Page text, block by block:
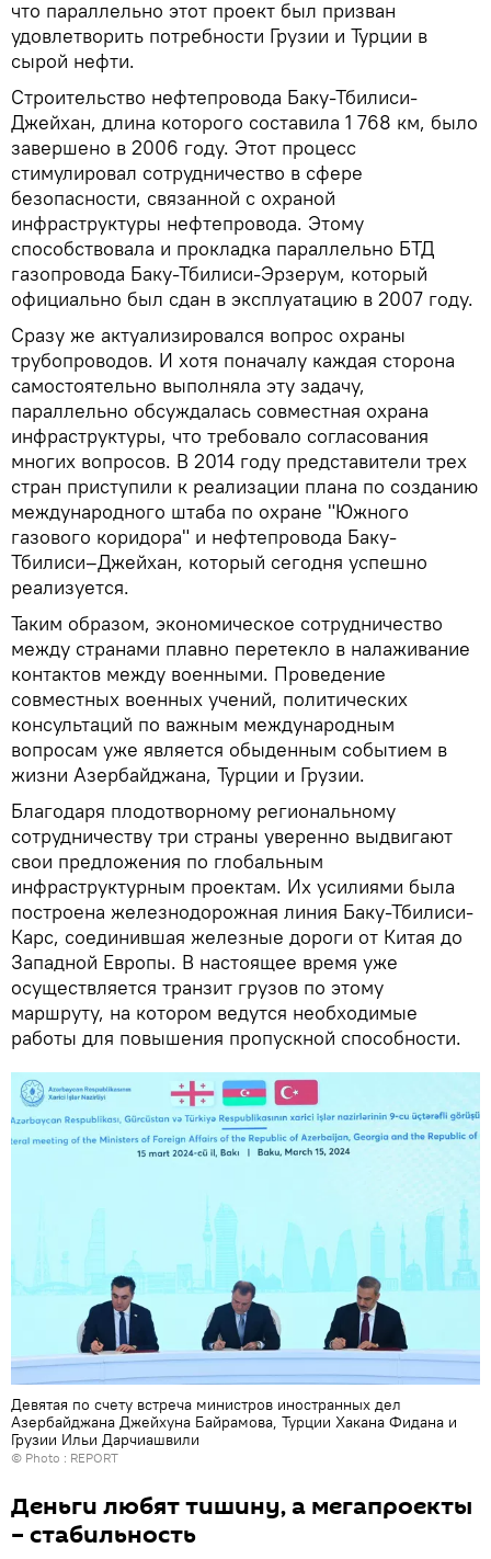
что параллельно этот проект был призван
удовлетворить потребности Грузии и Турции в
сырой нефти.
Строительство нефтепровода Баку-Тбилиси-
Джейхан, длина которого составила 1 768 км, было
завершено в 2006 году. Этот процесс
стимулировал сотрудничество в сфере
безопасности, связанной с охраной
инфраструктуры нефтепровода. Этому
способствовала и прокладка параллельно БТД
газопровода Баку-Тбилиси-Эрзерум, который
официально был сдан в эксплуатацию в 2007 году.
Сразу же актуализировался вопрос охраны
трубопроводов. И хотя поначалу каждая сторона
самостоятельно выполняла эту задачу,
параллельно обсуждалась совместная охрана
инфраструктуры, что требовало согласования
многих вопросов. В 2014 году представители трех
стран приступили к реализации плана по созданию
международного штаба по охране "Южного
газового коридора" и нефтепровода Баку-
Тбилиси–Джейхан, который сегодня успешно
реализуется.
Таким образом, экономическое сотрудничество
между странами плавно перетекло в налаживание
контактов между военными. Проведение
совместных военных учений, политических
консультаций по важным международным
вопросам уже является обыденным событием в
жизни Азербайджана, Турции и Грузии.
Благодаря плодотворному региональному
сотрудничеству три страны уверенно выдвигают
свои предложения по глобальным
инфраструктурным проектам. Их усилиями была
построена железнодорожная линия Баку-Тбилиси-
Карс, соединившая железные дороги от Китая до
Западной Европы. В настоящее время уже
осуществляется транзит грузов по этому
маршруту, на котором ведутся необходимые
работы для повышения пропускной способности.
Девятая по счету встреча министров иностранных дел
Азербайджана Джейхуна Байрамова, Турции Хакана Фидана и
Грузии Ильи Дарчиашвили
© Photo : REPORT
Деньги любят тишину, а мегапроекты
– стабильность